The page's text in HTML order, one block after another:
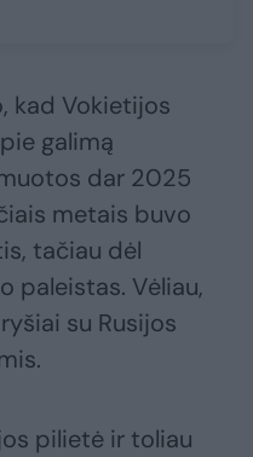
kad Vokietijos
galimą
dar 2025
metais buvo
tačiau dėl
paleistas. Vėliau,
su Rusijos
pilietė ir toliau